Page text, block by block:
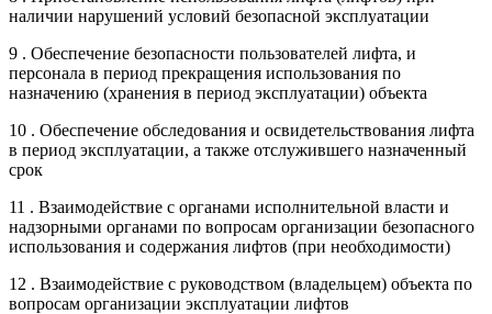
наличии нарушений условий безопасной эксплуатации
9 . Обеспечение безопасности пользователей лифта, и
персонала в период прекращения использования по
назначению (хранения в период эксплуатации) объекта
10 . Обеспечение обследования и освидетельствования лифта
в период эксплуатации, а также отслужившего назначенный
срок
11 . Взаимодействие с органами исполнительной власти и
надзорными органами по вопросам организации безопасного
использования и содержания лифтов (при необходимости)
12 . Взаимодействие с руководством (владельцем) объекта по
вопросам организации эксплуатации лифтов